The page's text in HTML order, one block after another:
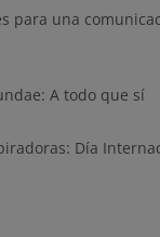
para una
A todo que sí
Día